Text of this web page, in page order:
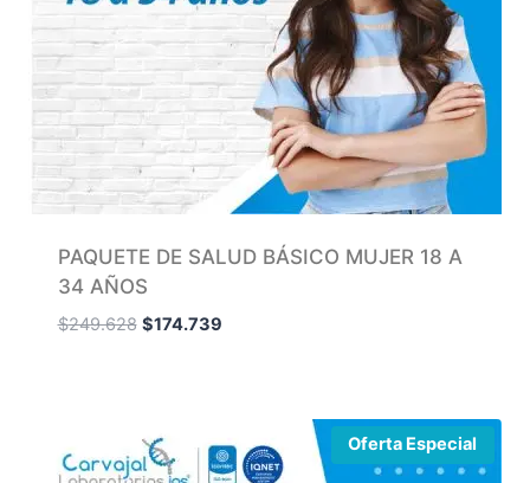
PAQUETE DE SALUD BÁSICO MUJER 18 A
34 AÑOS
$249.628 $174.739
Oferta Especial